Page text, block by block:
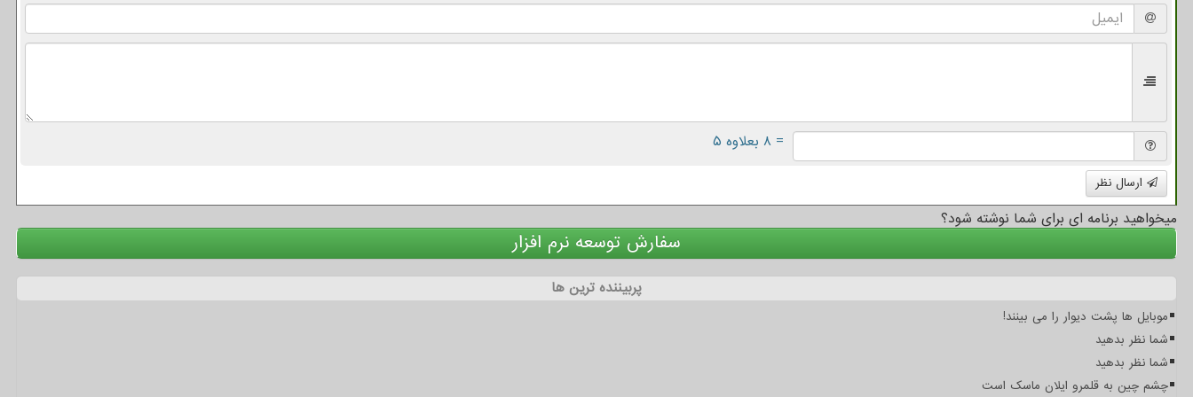
= ۸ بعلاوه ۵
ارسال نظر
میخواهید برنامه ای برای شما نوشته شود؟
سفارش توسعه نرم افزار
پربیننده ترین ها
موبایل ها پشت دیوار را می بینند!
شما نظر بدهید
شما نظر بدهید
چشم چین به قلمرو ایلان ماسک است